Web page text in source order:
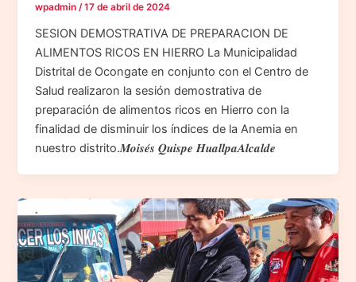
wpadmin /17 de abril de 2024
SESION DEMOSTRATIVA DE PREPARACION DE
ALIMENTOS RICOS EN HIERRO La Municipalidad
Distrital de Ocongate en conjunto con el Centro de
Salud realizaron la sesión demostrativa de
preparación de alimentos ricos en Hierro con la
finalidad de disminuir los índices de la Anemia en
nuestro distrito.𝑴𝒐𝒊𝒔𝒆́𝒔 𝑸𝒖𝒊𝒔𝒑𝒆 𝑯𝒖𝒂𝒍𝒍𝒑𝒂𝑨𝒍𝒄𝒂𝒍𝒅𝒆